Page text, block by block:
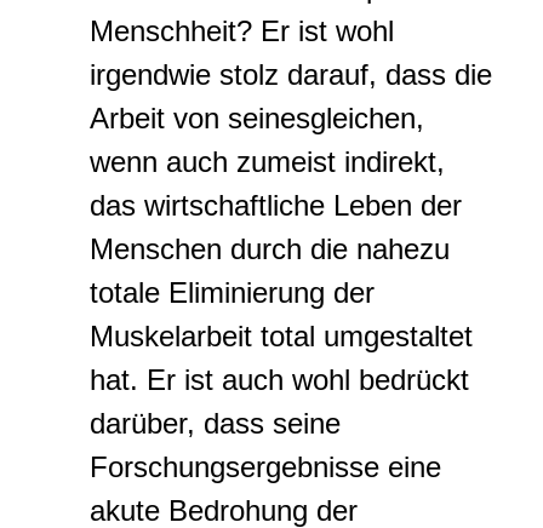
Menschheit? Er ist wohl
irgendwie stolz darauf, dass die
Arbeit von seinesgleichen,
wenn auch zumeist indirekt,
das wirtschaftliche Leben der
Menschen durch die nahezu
totale Eliminierung der
Muskelarbeit total umgestaltet
hat. Er ist auch wohl bedrückt
darüber, dass seine
Forschungsergebnisse eine
akute Bedrohung der